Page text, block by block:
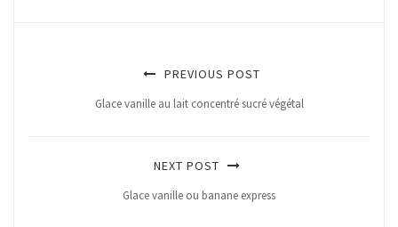
PREVIOUS POST
Glace vanille au lait concentré sucré végétal
NEXT POST
Glace vanille ou banane express